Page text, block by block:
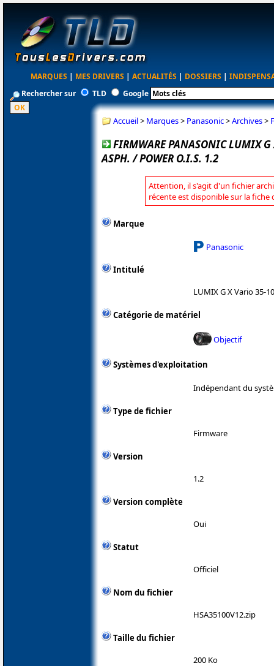
MARQUES | MES DRIVERS | ACTUALITÉS | DOSSIERS |
Rechercher sur
TLD Google
Accueil> Marques> Panasonic>Archives>
FIRMWARE PANASONIC LUMIX
ASPH. / POWER O.I.S. 1.2
Attention, il s'agit d'un fichier
récente est disponible sur la fiche
Marque
Panasonic
Intitulé
LUMIX G X Vario 35-
Catégorie de matériel
Objectif
Systèmes d'exploitation
Indépendant du
Type de fichier
Firmware
Version
1.2
Version complète
Oui
Statut
Officiel
Nom du fichier
HSA35100V12.zip
Taille du fichier
200 Ko